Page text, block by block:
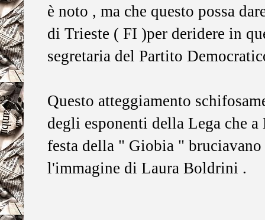
è noto , ma che questo possa
di Trieste ( FI )per deridere in
segretaria del Partito
Questo atteggiamento
degli esponenti della Lega che
festa della " Giobia "
l'immagine di Laura Boldrini .